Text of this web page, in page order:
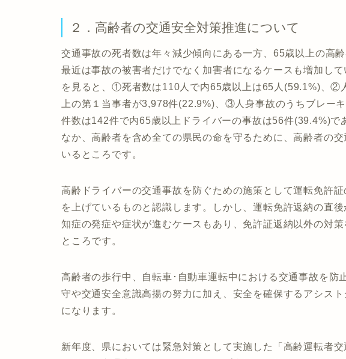
２．高齢者の交通安全対策推進について
交通事故の死者数は年々減少傾向にある一方、65歳以上の高
最近は事故の被害者だけでなく加害者になるケースも増加し
を見ると、①死者数は110人で内65歳以上は65人(59.1%)、②
上の第１当事者が3,978件(22.9%)、③人身事故のうちブレー
件数は142件で内65歳以上ドライバーの事故は56件(39.4%)で
なか、高齢者を含め全ての県民の命を守るために、高齢者の
いるところです。
高齢ドライバーの交通事故を防ぐための施策として運転免許
を上げているものと認識します。しかし、運転免許返納の直
知症の発症や症状が進むケースもあり、免許証返納以外の対
ところです。
高齢者の歩行中、自転車･自動車運転中における交通事故を防
守や交通安全意識高揚の努力に加え、安全を確保するアシス
になります。
新年度、県においては緊急対策として実施した「高齢運転者